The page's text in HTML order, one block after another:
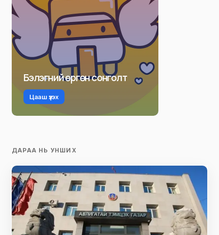
Бэлэгний өргөн сонголт
Цааш үзэх
ДАРАА НЬ УНШИХ